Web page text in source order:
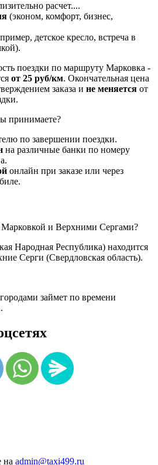
расчет....
(эконом, комфорт, бизнес,
детское кресло, встреча в
поездки по маршруту Марковка -
от 25 руб/км. Окончательная цена
заказа и не меняется от
принимаете?
по завершении поездки.
на различные банки по номеру
онлайн при заказе или через
Марковкой и Верхними Сергами?
Народная Республика) находится
Серги (Свердловская область).
займет по времени
.
на admin@taxi499.ru